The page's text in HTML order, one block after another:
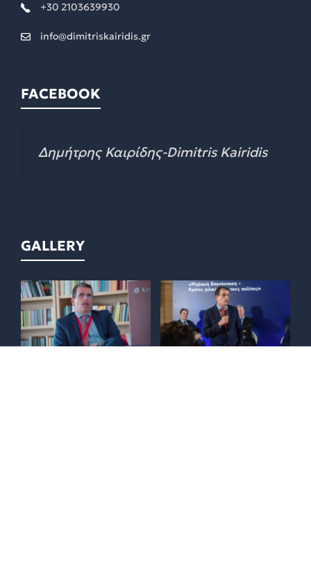
+30 2103639930
info@dimitriskairidis.gr
FACEBOOK
Δημήτρης Καιρίδης-Dimitris Kairidis
GALLERY